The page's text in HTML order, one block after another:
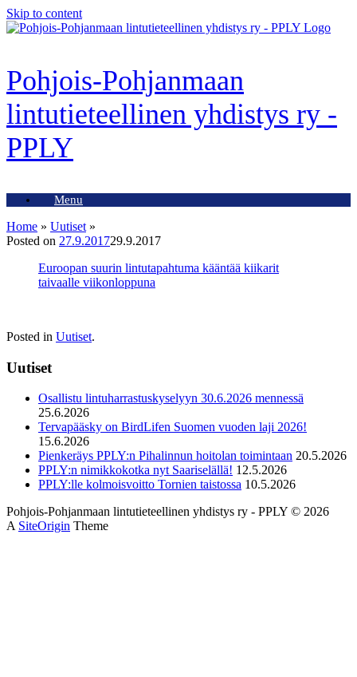
Skip to content
Pohjois-Pohjanmaan
lintutieteellinen yhdistys ry -
PPLY
Menu
Home » Uutiset »
Posted on 27.9.201729.9.2017
Euroopan suurin lintutapahtuma kääntää kiikarit
taivaalle viikonloppuna
Posted in Uutiset.
Uutiset
Osallistu lintuharrastuskyselyyn 30.6.2026 mennessä
25.6.2026
Tervapääsky on BirdLifen Suomen vuoden laji 2026!
15.6.2026
Pienkeräys PPLY:n Pihalinnun hoitolan toimintaan 20.5.2026
PPLY:n nimikkokotka nyt Saariselällä! 12.5.2026
PPLY:lle kolmoisvoitto Tornien taistossa 10.5.2026
Pohjois-Pohjanmaan lintutieteellinen yhdistys ry - PPLY © 2026
A SiteOrigin Theme